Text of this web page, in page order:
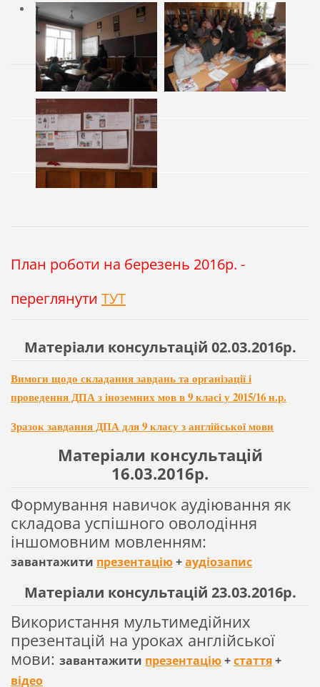
План роботи на березень 2016р. -
переглянути ТУТ
Матеріали консультацій 02.03.2016р.
Вимоги щодо складання завдань та організації і
проведення ДПА з іноземних мов в 9 класі у 2015/16 н.р.
Зразок завдання ДПА для 9 класу з англійської мови
Матеріали консультацій
16.03.2016р.
Формування навичок аудіювання як
складова успішного оволодіння
іншомовним мовленням:
завантажити презентацію+аудіозапис
Матеріали консультацій 23.03.2016р.
Використання мультимедійних
презентацій на уроках англійської
мови: завантажити презентацію+стаття+
відео